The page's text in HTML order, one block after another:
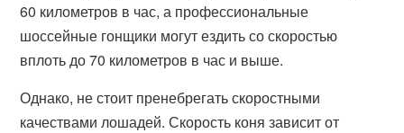
60 километров в час, а профессиональные
шоссейные гонщики могут ездить со скоростью
вплоть до 70 километров в час и выше.
Однако, не стоит пренебрегать скоростными
качествами лошадей. Скорость коня зависит от